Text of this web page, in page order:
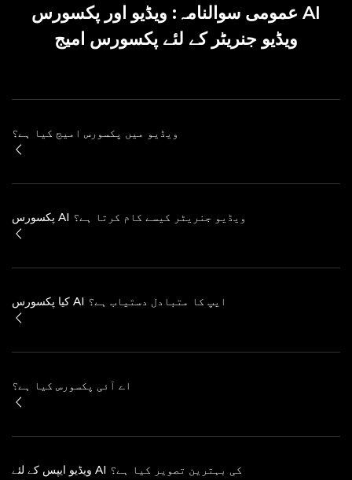
عمومی سوالنامہ: ویڈیو اور پکسورس AI
ویڈیو جنریٹر کے لئے پکسورس امیج
ویڈیو میں پکسورس امیج کیا ہے؟
پکسورس AI ویڈیو جنریٹر کیسے کام کرتا ہے؟
کیا پکسورس AI ایپ کا متبادل دستیاب ہے؟
اے آئی پکسورس کیا ہے؟
ویڈیو ایپس کے لئے AI کی بہترین تصویر کیا ہے؟